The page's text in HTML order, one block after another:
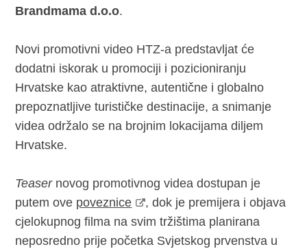
Brandmama d.o.o.
Novi promotivni video HTZ-a predstavljat će
dodatni iskorak u promociji i pozicioniranju
Hrvatske kao atraktivne, autentične i globalno
prepoznatljive turističke destinacije, a snimanje
videa održalo se na brojnim lokacijama diljem
Hrvatske.
Teasernovog promotivnog videa dostupan je
putem ove poveznice
, dok je premijera i objava
cjelokupnog filma na svim tržištima planirana
neposredno prije početka Svjetskog prvenstva u